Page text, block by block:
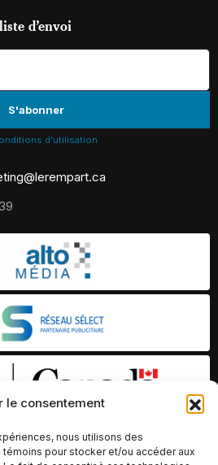
le consentement
nous utilisons des
pour stocker et/ou accéder aux
d’envoi
d'utilisation